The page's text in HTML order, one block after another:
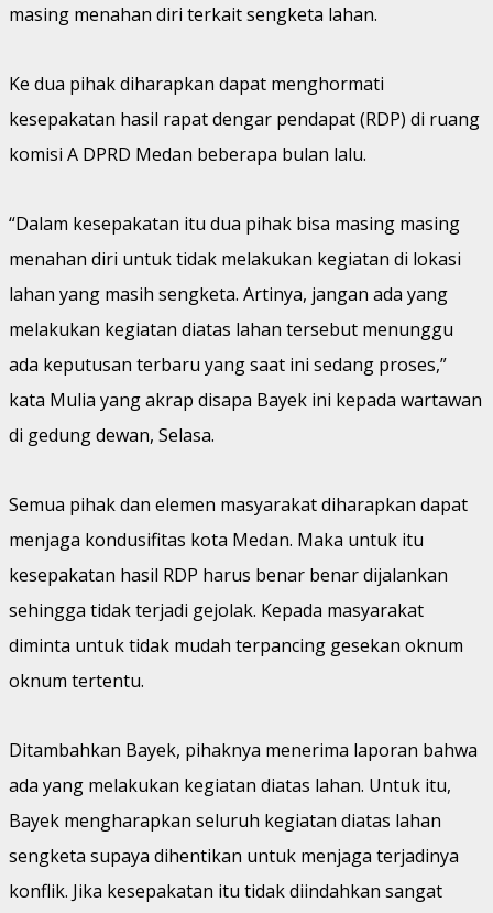
masing menahan diri terkait sengketa lahan.
Ke dua pihak diharapkan dapat menghormati
kesepakatan hasil rapat dengar pendapat (RDP) di ruang
komisi A DPRD Medan beberapa bulan lalu.
“Dalam kesepakatan itu dua pihak bisa masing masing
menahan diri untuk tidak melakukan kegiatan di lokasi
lahan yang masih sengketa. Artinya, jangan ada yang
melakukan kegiatan diatas lahan tersebut menunggu
ada keputusan terbaru yang saat ini sedang proses,”
kata Mulia yang akrap disapa Bayek ini kepada wartawan
di gedung dewan, Selasa.
Semua pihak dan elemen masyarakat diharapkan dapat
menjaga kondusifitas kota Medan. Maka untuk itu
kesepakatan hasil RDP harus benar benar dijalankan
sehingga tidak terjadi gejolak. Kepada masyarakat
diminta untuk tidak mudah terpancing gesekan oknum
oknum tertentu.
Ditambahkan Bayek, pihaknya menerima laporan bahwa
ada yang melakukan kegiatan diatas lahan. Untuk itu,
Bayek mengharapkan seluruh kegiatan diatas lahan
sengketa supaya dihentikan untuk menjaga terjadinya
konflik. Jika kesepakatan itu tidak diindahkan sangat